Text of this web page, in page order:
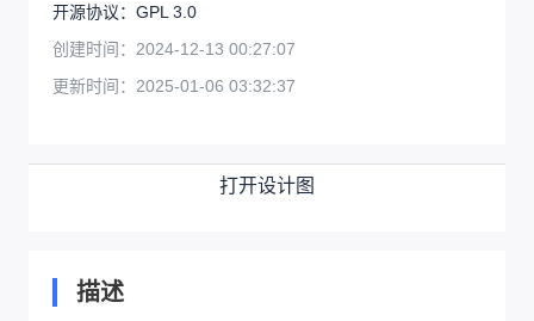
开源协议： GPL 3.0
创建时间： 2024-12-13 00:27:07
更新时间： 2025-01-06 03:32:37
打开设计图
描述